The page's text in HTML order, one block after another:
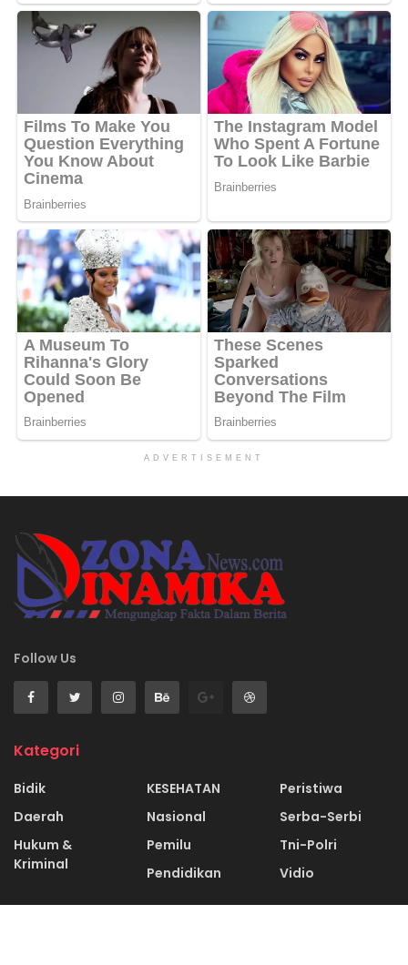
ADVERTISEMENT
Follow Us
Kategori
Bidik
Daerah
Hukum &
Kriminal
KESEHATAN
Nasional
Pemilu
Pendidikan
Peristiwa
Serba-Serbi
Tni-Polri
Vidio